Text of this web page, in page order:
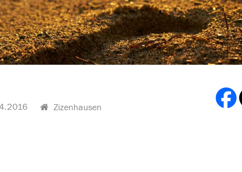
Zizenhausen